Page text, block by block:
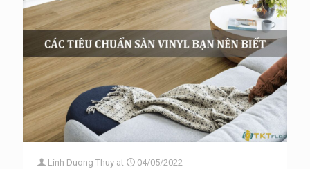
Linh Duong Thuy at
04/05/2022